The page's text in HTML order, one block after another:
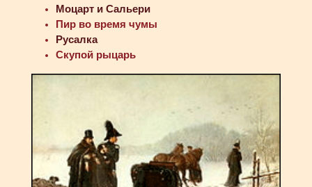
Моцарт и Сальери
Пир во время чумы
Русалка
Скупой рыцарь